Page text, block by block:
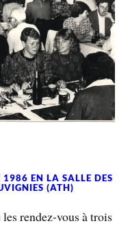
1986 EN LA SALLE DES
(ATH)
rendez-vous à trois